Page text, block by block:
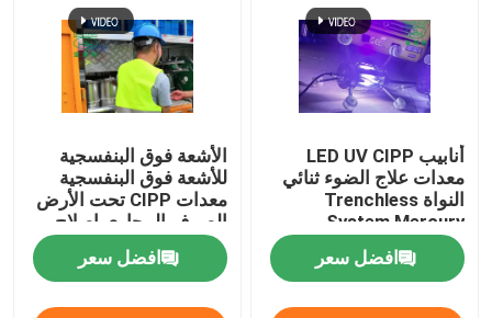
إصلاح المجاري بدون حفر
التدريب على تقنية الخنادق
باكر الأنابيب
أنابيب LED UV CIPP
معدات علاج الضوء ثنائي
النواة Trenchless
System Mercury
Technology
افضل سعر
الأشعة فوق البنفسجية
للأشعة فوق البنفسجية
معدات CIPP تحت الأرض
الصرف المجاري إصلاح
خط أنابيب الصرف
افضل سعر